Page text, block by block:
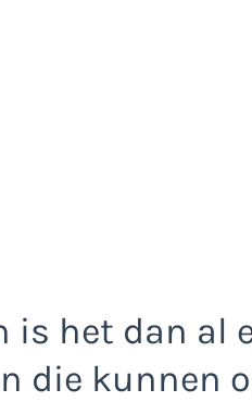
is het dan al
die kunnen